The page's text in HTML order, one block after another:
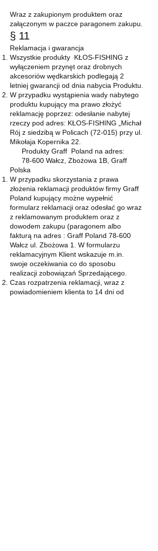
Wraz z zakupionym produktem oraz
załączonym w paczce paragonem zakupu.
§ 11
Reklamacja i gwarancja
Wszystkie produkty KŁOS-FISHING z
wyłączeniem przynęt oraz drobnych
akcesoriów wędkarskich podlegają 2
letniej gwarancji od dnia nabycia Produktu.
W przypadku wystąpienia wady nabytego
produktu kupujący ma prawo złożyć
reklamację poprzez: odesłanie nabytej
rzeczy pod adres: KŁOS-FISHING „Michał
Rój z siedzibą w Policach (72-015) przy ul.
Mikołaja Kopernika 22.
Produkty Graff Poland na adres:
78-600 Wałcz, Zbożowa 1B, Graff
Polska
W przypadku skorzystania z prawa
złożenia reklamacji produktów firmy Graff
Poland kupujący możne wypełnić
formularz reklamacji oraz odesłać go wraz
z reklamowanym produktem oraz z
dowodem zakupu (paragonem albo
fakturą na adres : Graff Poland 78-600
Wałcz ul. Zbożowa 1. W formularzu
reklamacyjnym Klient wskazuje m.in.
swoje oczekiwania co do sposobu
realizacji zobowiązań Sprzedającego.
Czas rozpatrzenia reklamacji, wraz z
powiadomieniem klienta to 14 dni od